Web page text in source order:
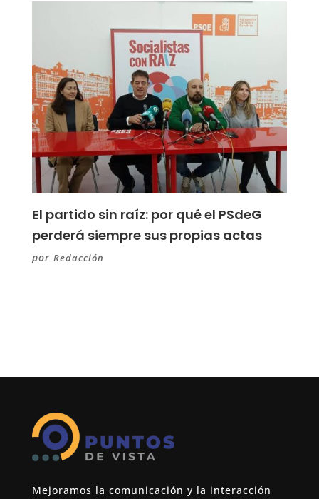
El partido sin raíz: por qué el PSdeG
perderá siempre sus propias actas
por Redacción
Mejoramos la comunicación y la interacción